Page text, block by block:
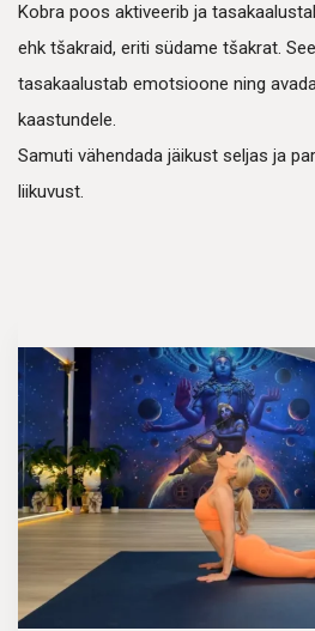
Kobra poos aktiveerib ja
ehk tšakraid, eriti südame tšakrat.
tasakaalustab emotsioone ning
kaastundele.
Samuti vähendada jäikust seljas ja
liikuvust.